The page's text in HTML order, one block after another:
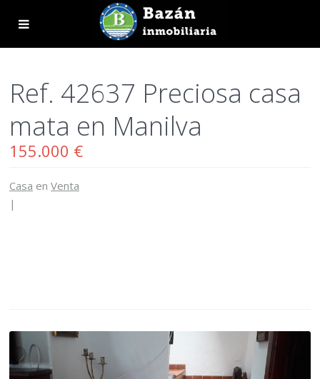
Ref. 42637 Preciosa casa
mata en Manilva
155.000 €
Casa en Venta
|